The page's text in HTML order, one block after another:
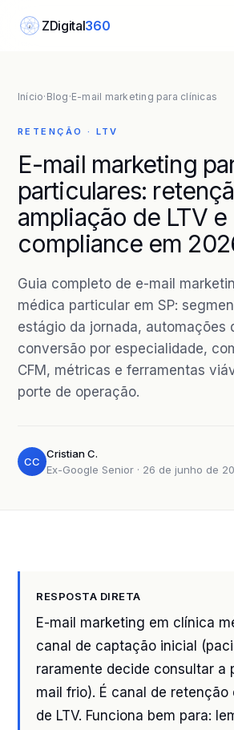
Z ZDigital360
Início· Blog ·E-mail marketing para clínicas
RETENÇÃO · LTV
E-mail marketing
particulares:
ampliação de LTV e
compliance em
Guia completo de e-mail
médica particular em SP:
estágio da jornada, automações
conversão por especialidade,
CFM, métricas e ferramentas
porte de operação.
CC
Cristian C.
Ex-Google Senior · 26 de junho de
RESPOSTA DIRETA
E-mail marketing em clínica
canal de captação inicial
raramente decide consultar a
mail frio). É canal de retenção
de LTV. Funciona bem para: